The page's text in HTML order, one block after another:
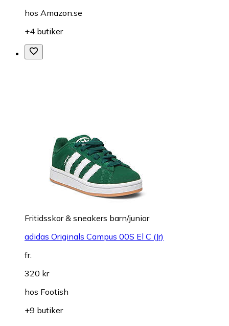
hos Amazon.se
+4 butiker
Fritidsskor & sneakers barn/junior
adidas Originals Campus 00S El C (Jr)
fr.
320 kr
hos Footish
+9 butiker